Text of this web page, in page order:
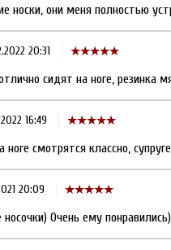
носки, они меня полностью
20:31
сидят на ноге, резинка
16:49
смотрятся классно,
20:09
Очень ему понравились)